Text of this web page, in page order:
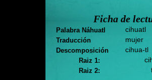
Ficha de
Palabra Náhuatl cihuatl
Traducción mujer
Descomposición cihua-tl
Raiz 1:
Raiz 2: